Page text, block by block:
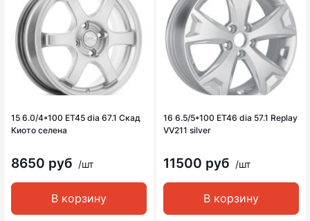
15 6.0/4*100 ET45 dia 67.1 Скад
Киото селена
8650 руб /шт
В корзину
16 6.5/5*100 ET46 dia 57.1 Replay
VV211 silver
11500 руб /шт
В корзину